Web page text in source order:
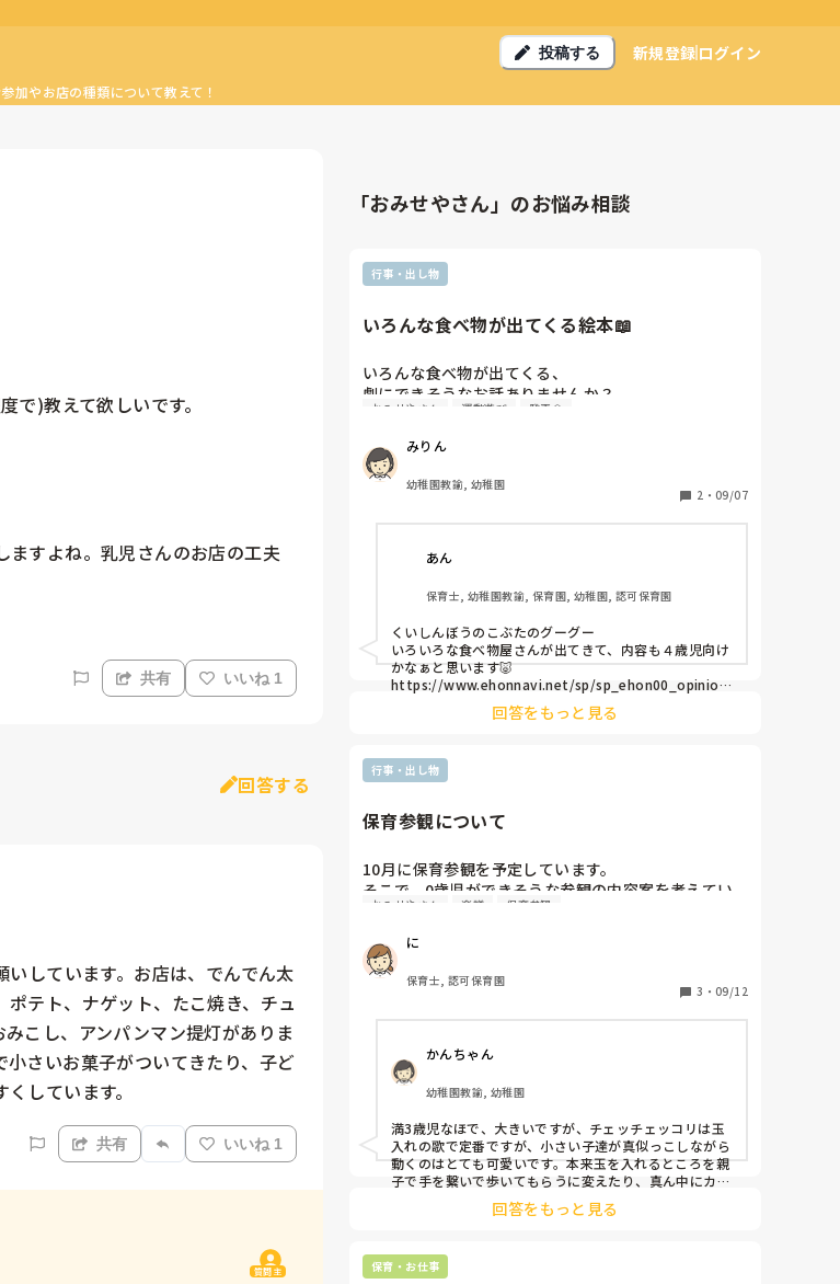
投稿する 新規登録ログイン
加やお店の種類について教えて！
)教えて欲しいです。
すよね。乳児さんのお店の工夫
共有 いいね 1
回答する
しています。お店は、でんでん太
テト、ナゲット、たこ焼き、チュ
こし、アンパンマン提灯がありま
さいお菓子がついてきたり、子ど
しています。
共有 いいね 1
質問主
「おみせやさん」のお悩み相談
行事・出し物
いろんな食べ物が出てくる絵本📖
いろんな食べ物が出てくる、
劇にできそうなお話ありませんか？
4歳児15人です。
発表会でする劇を考え始めないとなーと思っていま
す。
1学期のお店屋さんごっこで、ドーナツ、アイスクリー
ム、ピザ、かき氷、たこ焼き、寿司、クレープなどい
これから運動会のリズムの関連でおもちつきごっこも
これらを劇に繋げたいです、、！
たくさん食べ物が出てくる絵本など、
ご存知の方、教えてください❣️
創作劇にして、こんなお話の流れはどう？など
アイデアもありましたらお願いします🙇‍♀️
おみせやさん 運動遊び 発表会
みりん
幼稚園教諭, 幼稚園
2 ・ 09/07
あん
保育士, 幼稚園教諭, 保育園, 幼稚園, 認可保育園
くいしんぼうのこぶたのグーグー
いろいろな食べ物屋さんが出てきて、内容も４歳児向け
かなぁと思います🐷
https://www.ehonnavi.net/sp/sp_ehon00_opinion.
asp?no=116098&srsltid=AfmBOoovouO8bzR-
BRayWe3fSLe0w97-
が‥可愛かったです
絵本ではないですが‥
世界旅行をするような流れで、各国の食べ物が出てくる
回答をもっと見る
行事・出し物
保育参観について
10月に保育参観を予定しています。
そこで、0歳児ができそうな参観の内容案を考えてい
ただきたいです。
子でして過ごしました。
音楽が好きな子たちなので、音楽を流しながら軽く体
を動かせるような活動もいいかな？と思うのですが、
あまり案が浮かばなく…
おみせやさん 楽譜 保育参観
に
保育士, 認可保育園
3 ・ 09/12
かんちゃん
幼稚園教諭, 幼稚園
満3歳児なほで、大きいですが、チェッチェッコリは玉
入れの歌で定番ですが、小さい子達が真似っこしながら
動くのはとても可愛いです。本来玉を入れるところを親
子で手を繋いで歩いてもらうに変えたり、真ん中にカゴ
を用意してそこに親子で物を入れに行くとかも楽しそ
う。音楽が好きなら色々とやれそうですね！ダンボール
もらうとかもできますよね。
小さいとできることが限られているので考えるのも大変
回答をもっと見る
保育・お仕事